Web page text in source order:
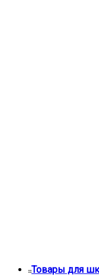
Товары для